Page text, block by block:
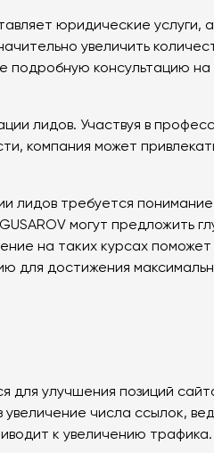
юридические услуги,
увеличить
подробную консультацию
лидов. Участвуя в
компания может
лидов требуется
могут предложить
на таких курсах поможет
для достижения
для улучшения позиций
числа ссылок,
к увеличению трафика.